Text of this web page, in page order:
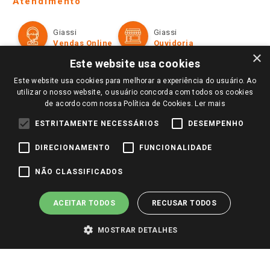
Televendas
Perguntas frequentes
Trabalhe Conosco
Identidade Visual
Formas de Pagamento
Políticas de entrega
Trocas e Devoluções
Giassi
Vendas Online
Giassi
Ouvidoria
Redes Sociais
Pagamento e Segurança
×
Este website usa cookies
Este website usa cookies para melhorar a experiência do usuário. Ao
utilizar o nosso website, o usuário concorda com todos os cookies
de acordo com nossa Política de Cookies. Ler mais
ESTRITAMENTE NECESSÁRIOS DESEMPENHO
DIRECIONAMENTO FUNCIONALIDADE
NÃO CLASSIFICADOS
ACEITAR TODOS RECUSAR TODOS
MOSTRAR DETALHES